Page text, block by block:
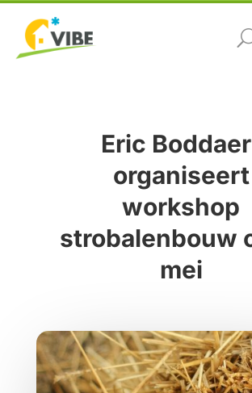
Eric
organiseert
workshop
strobalenbouw
mei